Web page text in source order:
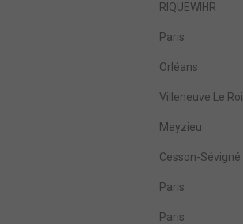
RIQUEWIHR
Paris
Orléans
Villeneuve Le Roi
Meyzieu
Cesson-Sévigné
Paris
Paris